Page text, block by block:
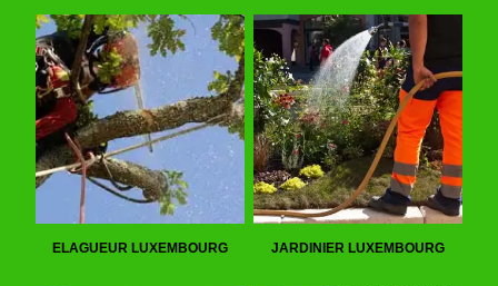
ELAGUEUR LUXEMBOURG JARDINIER LUXEMBOURG